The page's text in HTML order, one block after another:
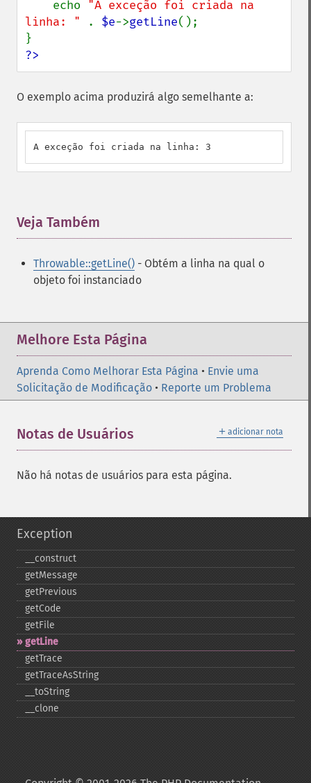
    echo
"A exceção foi criada na
linha: "
. $e->getLine();
?>
O exemplo acima produzirá algo semelhante a:
A exceção foi criada na linha: 3
Veja Também
Throwable::getLine() - Obtém a linha na qual o
objeto foi instanciado
Melhore Esta Página
Aprenda Como Melhorar Esta Página • Envie uma
Solicitação de Modificação • Reporte um Problema
＋ adicionar nota
Notas de Usuários
Não há notas de usuários para esta página.
Exception
_​_​construct
getMessage
getPrevious
getCode
getFile
getLine
getTrace
getTraceAsString
_​_​toString
_​_​clone